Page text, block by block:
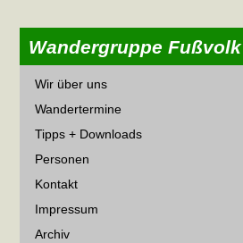
Wandergruppe Fußvolk
Wir über uns
Wandertermine
Tipps + Downloads
Personen
Kontakt
Impressum
Archiv